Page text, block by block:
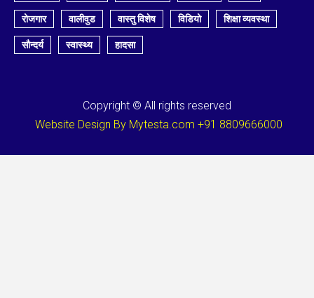
रोजगार वालीवुड वास्तु विशेष विडियो शिक्षा व्यवस्था
सौन्दर्य स्वास्थ्य हादसा
Copyright © All rights reserved
Website Design By Mytesta.com +91 8809666000